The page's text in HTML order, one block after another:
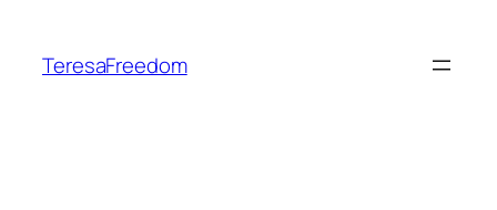
content
TeresaFreedom